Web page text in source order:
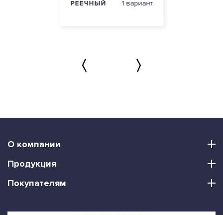
РЕЕЧНЫЙ 1 вариант
О компании
Продукция
Покупателям